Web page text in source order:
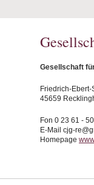
Gesellschaft
Friedrich-Ebert-
45659
Fon 0 23 61 -
E-Mail cjg-
Homepage